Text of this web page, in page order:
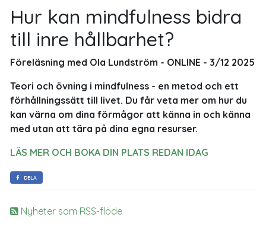
Nyheter som RSS-flöde
Hur kan mindfulness bidra
till inre hållbarhet?
Föreläsning med Ola Lundström - ONLINE - 3/12 2025
Teori och övning i mindfulness - en metod och ett
förhållningssätt till livet. Du får veta mer om hur du
kan värna om dina förmågor att känna in och känna
med utan att tära på dina egna resurser.
LÄS MER OCH BOKA DIN PLATS REDAN IDAG
DELA